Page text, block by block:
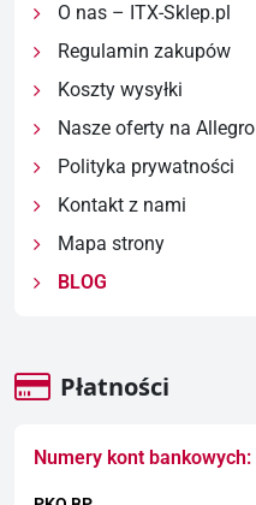
O nas – ITX-Sklep.pl
Regulamin zakupów
Koszty wysyłki
Nasze oferty na Allegro
Polityka prywatności
Kontakt z nami
Mapa strony
BLOG
Płatności
Numery kont bankowych: